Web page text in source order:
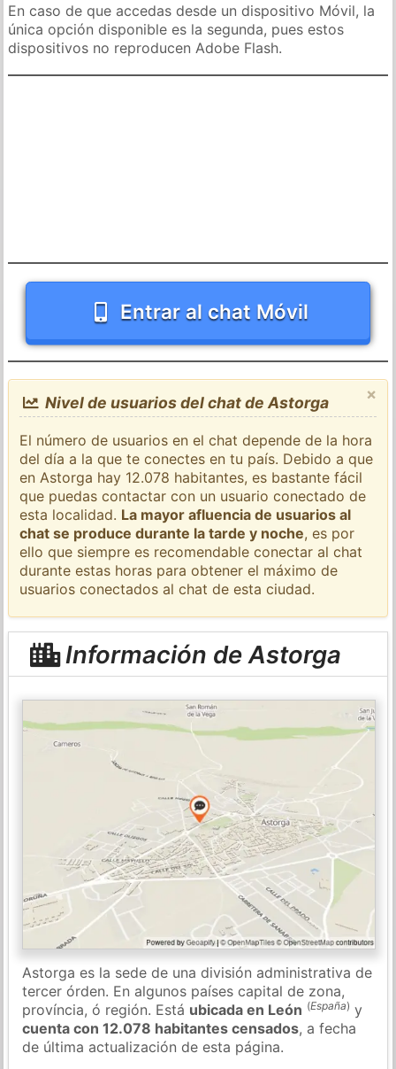
En caso de que accedas desde un dispositivo Móvil, la
única opción disponible es la segunda, pues estos
dispositivos no reproducen Adobe Flash.
Entrar al chat Móvil
×
Nivel de usuarios del chat de Astorga
El número de usuarios en el chat depende de la hora
del día a la que te conectes en tu país. Debido a que
en Astorga hay 12.078 habitantes, es bastante fácil
que puedas contactar con un usuario conectado de
esta localidad. La mayor afluencia de usuarios al
chat se produce durante la tarde y noche, es por
ello que siempre es recomendable conectar al chat
durante estas horas para obtener el máximo de
usuarios conectados al chat de esta ciudad.
Información de Astorga
Astorga es la sede de una división administrativa de
tercer órden. En algunos países capital de zona,
província, ó región. Está ubicada en León (España) y
cuenta con 12.078 habitantes censados, a fecha
de última actualización de esta página.